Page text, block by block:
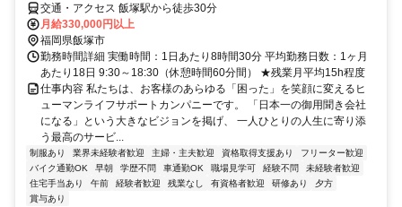
交通・アクセス 飯塚駅から徒歩30分
月給330,000円以上
福岡県飯塚市
勤務時間詳細 実働時間：1日あたり8時間30分 平均勤務日数：1ヶ月
あたり18日 9:30～18:30（休憩時間60分間） ★残業月平均15h程度
仕事内容 私たちは、お客様のあらゆる「困った」を笑顔に変えるヒ
ューマンライフサポートカンパニーです。 「日本一の御用聞き会社
になる」という大きなビジョンを掲げ、 一人ひとりの人生に寄り添
う最高のサービ...
制服あり 業界未経験者歓迎 主婦・主夫歓迎 資格取得支援あり
フリーター歓迎
バイク通勤OK
早朝 学歴不問 車通勤OK 職場見学可 経験不問
未経験者歓迎
住宅手当あり
午前 経験者歓迎 残業なし 有資格者歓迎 研修あり
夕方
賞与あり